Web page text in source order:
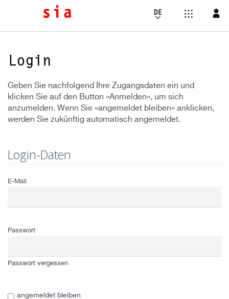
Login
Geben Sie nachfolgend Ihre Zugangsdaten ein und
klicken Sie auf den Button «Anmelden», um sich
anzumelden. Wenn Sie «angemeldet bleiben» anklicken,
werden Sie zukünftig automatisch angemeldet.
Login-Daten
E-Mail
Passwort
Passwort vergessen
angemeldet bleiben